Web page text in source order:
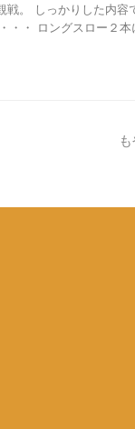
。 しっかりした内容
・・ ロングスロー２